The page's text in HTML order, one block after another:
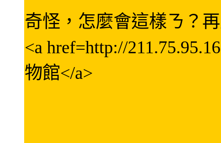
奇怪，怎麼會這樣ㄋ？
<a href=http://
物館</a>